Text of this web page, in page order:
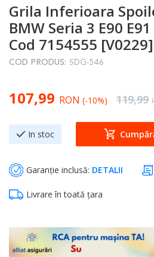
to
the
beginning
of
the
gallery
Grila Inferioara
BMW Seria 3 E90
Cod 7154555 [V0229]
COD PRODUS: SDG-546
Special Price
107,99 RON (-10%) Regular
119,99
In stoc
Garanție inclusă: DETALII
Livrare în toată țara